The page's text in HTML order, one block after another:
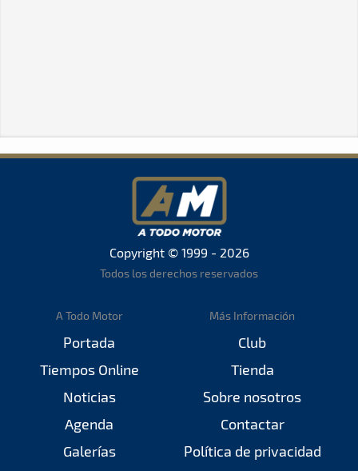
Copyright © 1999 - 2026
Todos los derechos reservados
A Todo Motor
Portada
Tiempos Online
Noticias
Agenda
Galerías
Más Información
Club
Tienda
Sobre nosotros
Contactar
Política de privacidad